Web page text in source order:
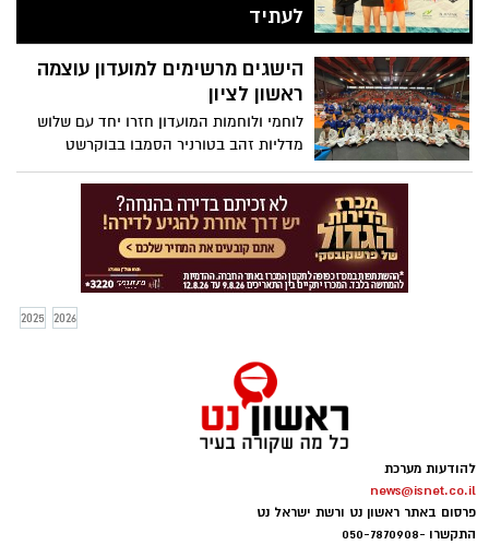
לעתיד
שחייני ושחייניות ראשון סילס סיימו את
אליפות ישראל לגילאי 8–11 עם שלל מדליות
והישגים מרשימים. במועדון מסכמים בסיפוק
את התחרות ומכוונים כבר לאתגר הבא –
אליפות ישראל לנוער
הישגים מרשימים למועדון עוצמה
ראשון לציון
לוחמי ולוחמות המועדון חזרו יחד עם שלוש
מדליות זהב בטורניר הסמבו בבוקרשט
2025 2026
להודעות מערכת
news@isnet.co.il
פרסום באתר ראשון נט ורשת ישראל נט
התקשרו -050-7870908